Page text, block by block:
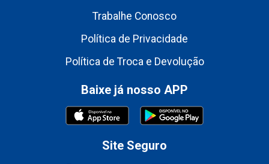
Trabalhe Conosco
Política de Privacidade
Política de Troca e Devolução
Baixe já nosso APP
Site Seguro